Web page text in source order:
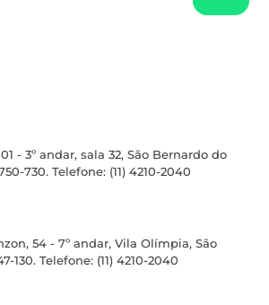
- 3º andar, sala 32, São Bernardo do
730. Telefone: (11) 4210-2040
54 - 7º andar, Vila Olímpia, São
130. Telefone: (11) 4210-2040